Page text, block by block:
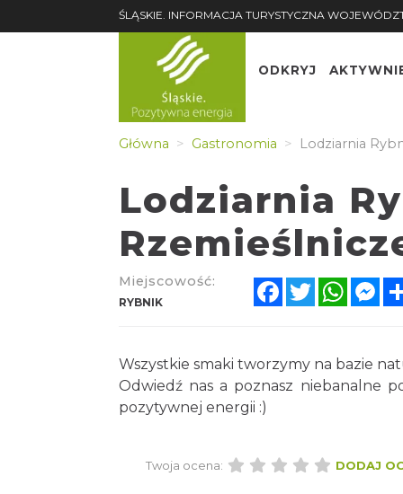
ŚLĄSKIE. INFORMACJA TURYSTYCZNA
ODKRYJ
Główna Gastronomia Lodziarnia
Lodziarnia
Miejscowość:
RYBNIK
FacebookTwitter
Wszystkie smaki tworzymy na bazie
Odwiedź nas a poznasz niebanalne
pozytywnej energii :)
Twoja ocena: DODAJ